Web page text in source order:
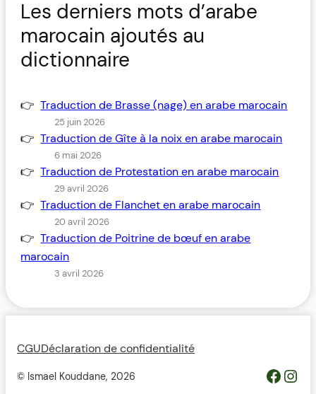
Les derniers mots d’arabe
marocain ajoutés au
dictionnaire
Traduction de Brasse (nage) en arabe marocain
25 juin 2026
Traduction de Gîte à la noix en arabe marocain
6 mai 2026
Traduction de Protestation en arabe marocain
29 avril 2026
Traduction de Flanchet en arabe marocain
20 avril 2026
Traduction de Poitrine de bœuf en arabe
marocain
3 avril 2026
CGUDéclaration de confidentialité
© Ismael Kouddane, 2026 https://www.facebook.com/profile.php?id=100093685364119&__cft__[0]=AZWovLDTUsZGvQikhreHbQlM2wwUJXYZcMIQqUCyjo4QRRB9L4ThlW7gKbCbGuz9_6H_Y_jmfsuYI_nC2pEyGg8Z46ODdeAqO0_3dJH3dIcJTw&__tn__=-UC%2CP-R